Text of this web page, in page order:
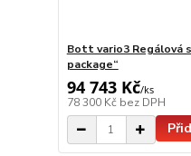
Bott vario3 Regálová
package“
94 743 Kč/ks
78 300 Kč bez DPH